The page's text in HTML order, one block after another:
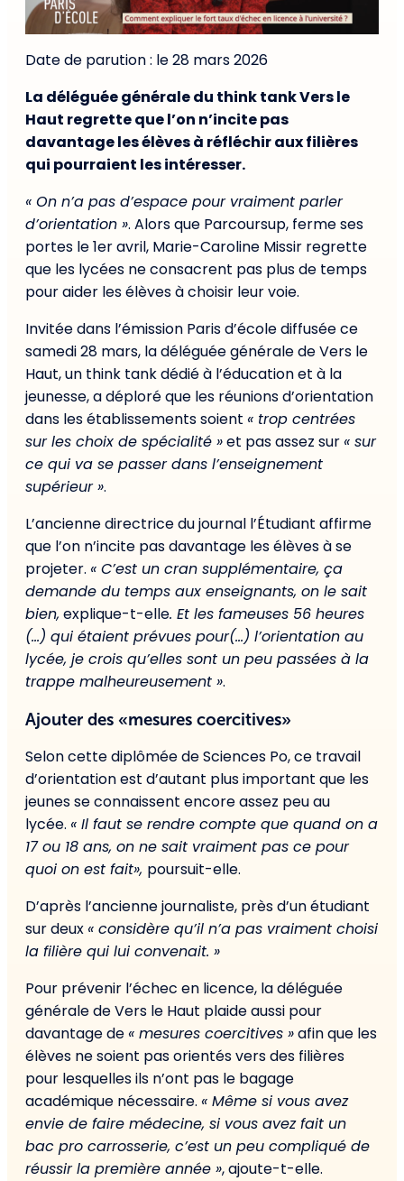
Date de parution : le 28 mars 2026
La déléguée générale du think tank Vers le
Haut regrette que l’on n’incite pas
davantage les élèves à réfléchir aux filières
qui pourraient les intéresser.
« On n’a pas d’espace pour vraiment parler
d’orientation ». Alors que Parcoursup, ferme ses
portes le 1er avril, Marie-Caroline Missir regrette
que les lycées ne consacrent pas plus de temps
pour aider les élèves à choisir leur voie.
Invitée dans l’émission Paris d’école diffusée ce
samedi 28 mars, la déléguée générale de Vers le
Haut, un think tank dédié à l’éducation et à la
jeunesse, a déploré que les réunions d’orientation
dans les établissements soient « trop centrées
sur les choix de spécialité »et pas assez sur« sur
ce qui va se passer dans l’enseignement
supérieur ».
L’ancienne directrice du journal l’Étudiant affirme
que l’on n’incite pas davantage les élèves à se
projeter. « C’est un cran supplémentaire, ça
demande du temps aux enseignants, on le sait
bien, explique-t-elle. Et les fameuses 56 heures
(…) qui étaient prévues pour(…) l’orientation au
lycée, je crois qu’elles sont un peu passées à la
trappe malheureusement ».
Ajouter des «mesures coercitives»
Selon cette diplômée de Sciences Po, ce travail
d’orientation est d’autant plus important que les
jeunes se connaissent encore assez peu au
lycée. « Il faut se rendre compte que quand on a
17 ou 18 ans, on ne sait vraiment pas ce pour
quoi on est fait», poursuit-elle.
D’après l’ancienne journaliste, près d’un étudiant
sur deux« considère qu’il n’a pas vraiment choisi
la filière qui lui convenait. »
Pour prévenir l’échec en licence, la déléguée
générale de Vers le Haut plaide aussi pour
davantage de« mesures coercitives »afin que les
élèves ne soient pas orientés vers des filières
pour lesquelles ils n’ont pas le bagage
académique nécessaire. « Même si vous avez
envie de faire médecine, si vous avez fait un
bac pro carrosserie, c’est un peu compliqué de
réussir la première année », ajoute-t-elle.